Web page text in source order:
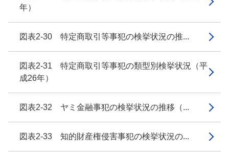
年）
図表2-30 特定商取引等事犯の検挙状況の推...
図表2-31 特定商取引等事犯の類型別検挙状況（平
成26年）
図表2-32 ヤミ金融事犯の検挙状況の推移（...
図表2-33 知的財産権侵害事犯の検挙状況の...